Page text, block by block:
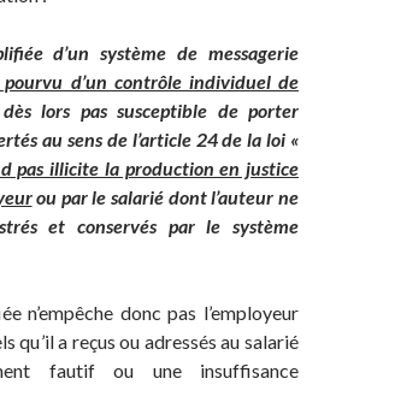
d’un système de messagerie
d’un contrôle individuel de
lors pas susceptible de porter
au sens de l’article 24 de la loi «
pas illicite la production en justice
ou par le salarié dont l’auteur ne
et conservés par le système
n’empêche donc pas l’employeur
qu’il a reçus ou adressés au salarié
fautif ou une insuffisance